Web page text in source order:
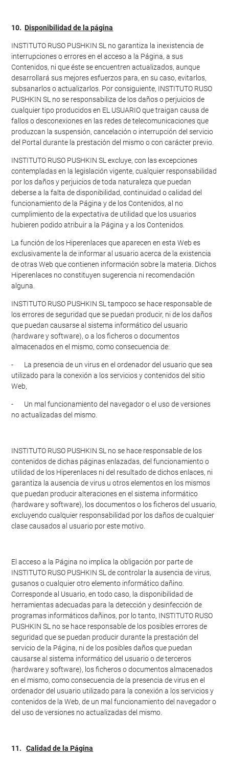
10.Disponibilidad de la página
INSTITUTO RUSO PUSHKIN SL no garantiza la inexistencia de
interrupciones o errores en el acceso a la Página, a sus
Contenidos, ni que éste se encuentren actualizados, aunque
desarrollará sus mejores esfuerzos para, en su caso, evitarlos,
subsanarlos o actualizarlos. Por consiguiente, INSTITUTO RUSO
PUSHKIN SL no se responsabiliza de los daños o perjuicios de
cualquier tipo producidos en EL USUARIO que traigan causa de
fallos o desconexiones en las redes de telecomunicaciones que
produzcan la suspensión, cancelación o interrupción del servicio
del Portal durante la prestación del mismo o con carácter previo.
INSTITUTO RUSO PUSHKIN SL excluye, con las excepciones
contempladas en la legislación vigente, cualquier responsabilidad
por los daños y perjuicios de toda naturaleza que puedan
deberse a la falta de disponibilidad, continuidad o calidad del
funcionamiento de la Página y de los Contenidos, al no
cumplimiento de la expectativa de utilidad que los usuarios
hubieren podido atribuir a la Página y a los Contenidos.
La función de los Hiperenlaces que aparecen en esta Web es
exclusivamente la de informar al usuario acerca de la existencia
de otras Web que contienen información sobre la materia. Dichos
Hiperenlaces no constituyen sugerencia ni recomendación
alguna.
INSTITUTO RUSO PUSHKIN SL tampoco se hace responsable de
los errores de seguridad que se puedan producir, ni de los daños
que puedan causarse al sistema informático del usuario
(hardware y software), o a los ficheros o documentos
almacenados en el mismo, como consecuencia de:
- La presencia de un virus en el ordenador del usuario que sea
utilizado para la conexión a los servicios y contenidos del sitio
Web,
- Un mal funcionamiento del navegador o el uso de versiones
no actualizadas del mismo.
INSTITUTO RUSO PUSHKIN SL no se hace responsable de los
contenidos de dichas páginas enlazadas, del funcionamiento o
utilidad de los Hiperenlaces ni del resultado de dichos enlaces, ni
garantiza la ausencia de virus u otros elementos en los mismos
que puedan producir alteraciones en el sistema informático
(hardware y software), los documentos o los ficheros del usuario,
excluyendo cualquier responsabilidad por los daños de cualquier
clase causados al usuario por este motivo.
El acceso a la Página no implica la obligación por parte de
INSTITUTO RUSO PUSHKIN SL de controlar la ausencia de virus,
gusanos o cualquier otro elemento informático dañino.
Corresponde al Usuario, en todo caso, la disponibilidad de
herramientas adecuadas para la detección y desinfección de
programas informáticos dañinos, por lo tanto, INSTITUTO RUSO
PUSHKIN SL no se hace responsable de los posibles errores de
seguridad que se puedan producir durante la prestación del
servicio de la Página, ni de los posibles daños que puedan
causarse al sistema informático del usuario o de terceros
(hardware y software), los ficheros o documentos almacenados
en el mismo, como consecuencia de la presencia de virus en el
ordenador del usuario utilizado para la conexión a los servicios y
contenidos de la Web, de un mal funcionamiento del navegador o
del uso de versiones no actualizadas del mismo.
11.Calidad de la Página